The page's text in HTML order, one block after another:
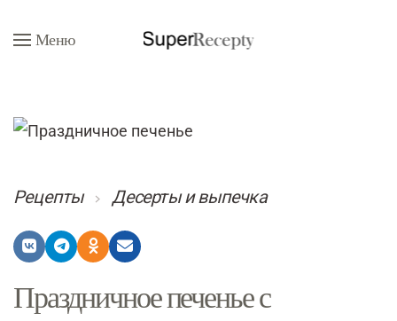
Перейти к содержимому
Меню
Рецепты Десерты и выпечка
Праздничное печенье с